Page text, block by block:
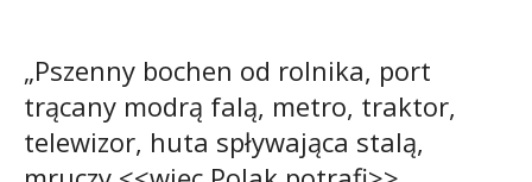
„Pszenny bochen od rolnika, port
trącany modrą falą, metro, traktor,
telewizor, huta spływająca stalą,